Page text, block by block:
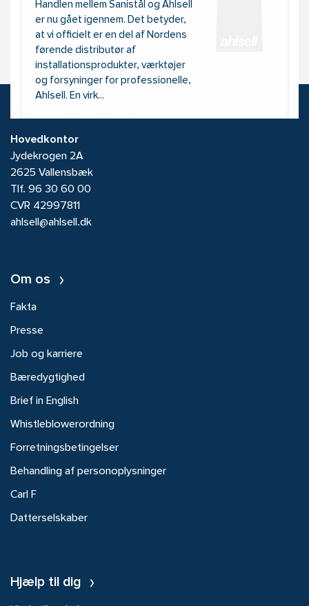
Handlen mellem Sanistål og Ahlsell
er nu gået igennem. Det betyder,
at vi officielt er en del af Nordens
førende distributør af
installationsprodukter, værktøjer
og forsyninger for professionelle,
Ahlsell. En virk...
Hovedkontor
Jydekrogen 2A
2625 Vallensbæk
Tlf. 96 30 60 00
CVR 42997811
ahlsell@ahlsell.dk
Om os
Fakta
Presse
Job og karriere
Bæredygtighed
Brief in English
Whistleblowerordning
Forretningsbetingelser
Behandling af personoplysninger
Carl F
Datterselskaber
Hjælp til dig